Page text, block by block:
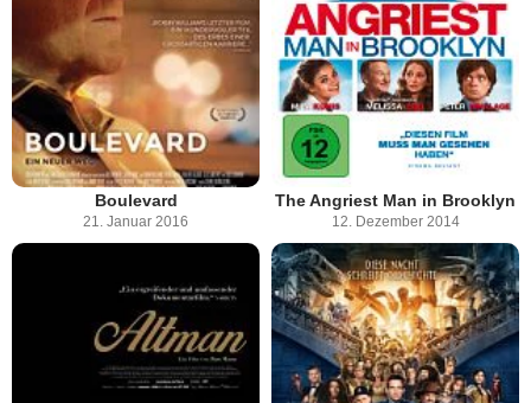
Boulevard
21. Januar 2016
The Angriest Man in Brooklyn
12. Dezember 2014